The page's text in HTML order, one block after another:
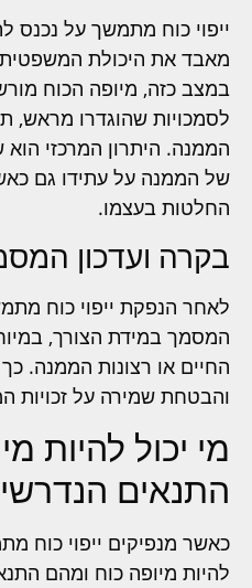
ייפוי כוח מתמשך על
מאבד את היכולת
במצב כזה, מיופה הכוח
לסמכויות שהוגדרו מראש,
הממנה. היתרון המרכזי
של הממנה על עתידו גם
החלטות בעצמו.
בקרה ועדכון
לאחר הנפקת ייפוי כוח
המסמך במידת הצורך,
החיים או רצונות הממנה.
והבטחת שמירה על זכויות
מי יכול להיות
התנאים
כאשר מנפיקים ייפוי כוח
להיות מיופה כוח ומהם